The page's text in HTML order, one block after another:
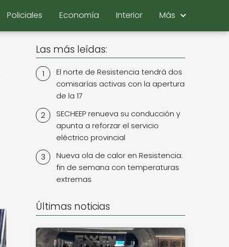
Policiales Economía Interior Más
Las más leídas:
El norte de Resistencia tendrá dos
comisarías activas con la apertura
de la 17
SECHEEP renueva su conducción y
apunta a reforzar el servicio
eléctrico provincial
Nueva ola de calor en Resistencia:
fin de semana con temperaturas
extremas
Últimas noticias